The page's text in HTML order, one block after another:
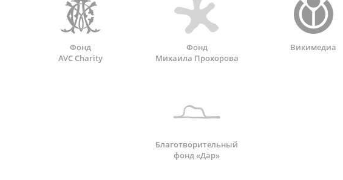
Фонд
AVC Charity
Фонд
Михаила Прохорова
Викимедиа
Благотворительный
фонд «Дар»